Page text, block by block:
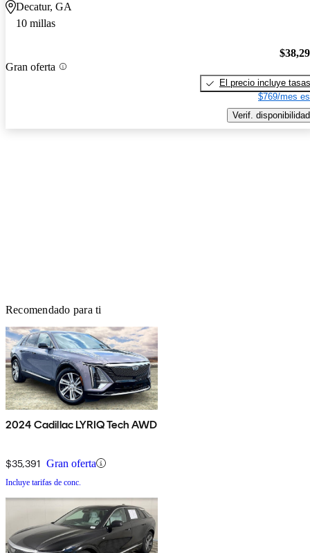
Decatur, GA
10 millas
Gran oferta
El precio incluye tasas
$769/mes
Verif. disponibilidad
Recomendado para ti
2024 Cadillac LYRIQ Tech AWD
$35,391 Gran oferta
Incluye tarifas de conc.